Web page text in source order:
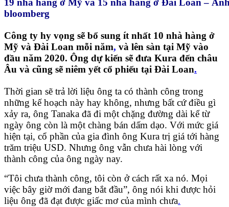
bloomberg
Công ty hy vọng sẽ bổ sung ít nhất 10 nhà hàng ở
Mỹ và Đài Loan mỗi năm, và lên sàn tại Mỹ vào
đầu năm 2020. Ông dự kiến sẽ đưa Kura đến châu
Âu và cũng sẽ niêm yết cổ phiếu tại Đài Loan.
Thời gian sẽ trả lời liệu ông ta có thành công trong
những kế hoạch này hay không, nhưng bất cứ điều gì
xảy ra, ông Tanaka đã đi một chặng đường dài kể từ
ngày ông còn là một chàng bán dấm dạo. Với mức giá
hiện tại, cổ phần của gia đình ông Kura trị giá tới hàng
trăm triệu USD. Nhưng ông vẫn chưa hài lòng với
thành công của ông ngày nay.
“Tôi chưa thành công, tôi còn ở cách rất xa nó. Mọi
việc bây giờ mới đang bắt đầu”, ông nói khi được hỏi
liệu ông đã đạt được giấc mơ của mình chưa.